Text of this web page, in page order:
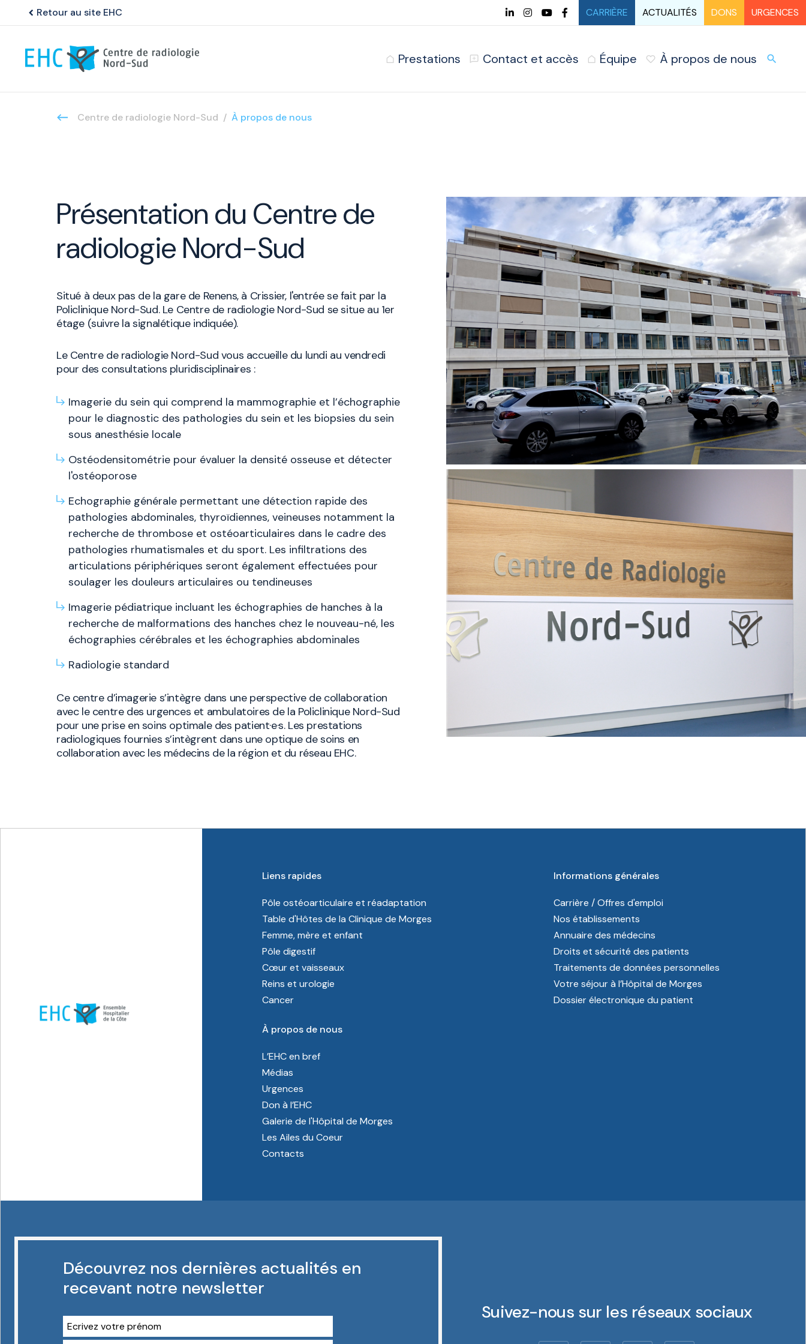
chevron_left Retour au site EHC CARRIÈRE ACTUALITÉS DONS URGENCES
Prestations Contact et accès Équipe À propos de nous search
Centre de radiologie Nord-Sud À propos de nous
Présentation du Centre de
radiologie Nord-Sud
Situé à deux pas de la gare de Renens, à Crissier, l'entrée se fait par la
Policlinique Nord-Sud. Le Centre de radiologie Nord-Sud se situe au 1er
étage (suivre la signalétique indiquée).
Le Centre de radiologie Nord-Sud vous accueille du lundi au vendredi
pour des consultations pluridisciplinaires :
Imagerie du sein qui comprend la mammographie et l’échographie
pour le diagnostic des pathologies du sein et les biopsies du sein
sous anesthésie locale
Ostéodensitométrie pour évaluer la densité osseuse et détecter
l'ostéoporose
Echographie générale permettant une détection rapide des
pathologies abdominales, thyroïdiennes, veineuses notamment la
recherche de thrombose et ostéoarticulaires dans le cadre des
pathologies rhumatismales et du sport. Les infiltrations des
articulations périphériques seront également effectuées pour
soulager les douleurs articulaires ou tendineuses
Imagerie pédiatrique incluant les échographies de hanches à la
recherche de malformations des hanches chez le nouveau-né, les
échographies cérébrales et les échographies abdominales
Radiologie standard
Ce centre d’imagerie s’intègre dans une perspective de collaboration
avec le centre des urgences et ambulatoires de la Policlinique Nord-Sud
pour une prise en soins optimale des patient·e·s. Les prestations
radiologiques fournies s’intègrent dans une optique de soins en
collaboration avec les médecins de la région et du réseau EHC.
Liens rapides
Pôle ostéoarticulaire et réadaptation
Table d'Hôtes de la Clinique de Morges
Femme, mère et enfant
Pôle digestif
Cœur et vaisseaux
Reins et urologie
Cancer
Informations générales
Carrière / Offres d'emploi
Nos établissements
Annuaire des médecins
Droits et sécurité des patients
Traitements de données personnelles
Votre séjour à l’Hôpital de Morges
Dossier électronique du patient
À propos de nous
L’EHC en bref
Médias
Urgences
Don à l’EHC
Galerie de l'Hôpital de Morges
Les Ailes du Coeur
Contacts
Découvrez nos dernières actualités en
recevant notre newsletter
Suivez-nous sur les réseaux sociaux